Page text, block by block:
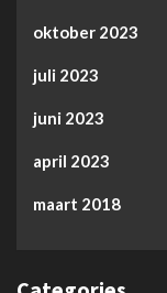
oktober 2023
juli 2023
juni 2023
april 2023
maart 2018